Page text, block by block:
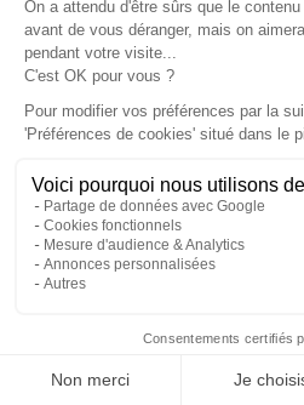
Malibu Genius : un
ressemble à aucun autre
27/07/2026